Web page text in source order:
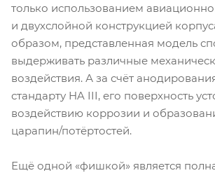
только использованием
и двухслойной конструкцией
образом, представленная модель
выдерживать различные
воздействия. А за счёт
стандарту HA III, его поверхность
воздействию коррозии и
царапин/потёртостей.
Ещё одной «фишкой» является